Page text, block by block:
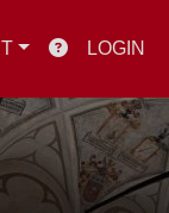
IT LOGIN